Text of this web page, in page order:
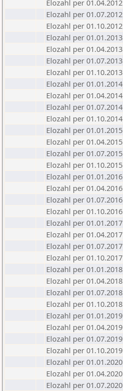
Elozahl per 01.04.2012
Elozahl per 01.07.2012
Elozahl per 01.10.2012
Elozahl per 01.01.2013
Elozahl per 01.04.2013
Elozahl per 01.07.2013
Elozahl per 01.10.2013
Elozahl per 01.01.2014
Elozahl per 01.04.2014
Elozahl per 01.07.2014
Elozahl per 01.10.2014
Elozahl per 01.01.2015
Elozahl per 01.04.2015
Elozahl per 01.07.2015
Elozahl per 01.10.2015
Elozahl per 01.01.2016
Elozahl per 01.04.2016
Elozahl per 01.07.2016
Elozahl per 01.10.2016
Elozahl per 01.01.2017
Elozahl per 01.04.2017
Elozahl per 01.07.2017
Elozahl per 01.10.2017
Elozahl per 01.01.2018
Elozahl per 01.04.2018
Elozahl per 01.07.2018
Elozahl per 01.10.2018
Elozahl per 01.01.2019
Elozahl per 01.04.2019
Elozahl per 01.07.2019
Elozahl per 01.10.2019
Elozahl per 01.01.2020
Elozahl per 01.04.2020
Elozahl per 01.07.2020